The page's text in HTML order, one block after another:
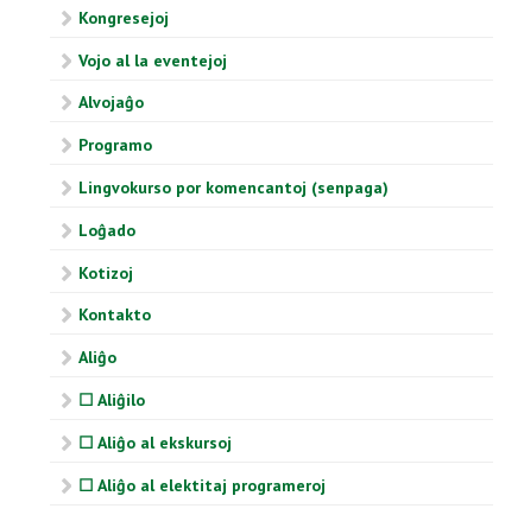
Kongresejoj
Vojo al la eventejoj
Alvojaĝo
Programo
Lingvokurso por komencantoj (senpaga)
Loĝado
Kotizoj
Kontakto
Aliĝo
☐ Aliĝilo
☐ Aliĝo al ekskursoj
☐ Aliĝo al elektitaj programeroj